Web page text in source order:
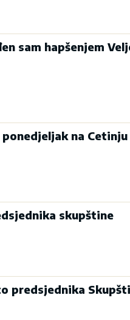
sam hapšenjem
na Cetinju
skupštine
predsjednika